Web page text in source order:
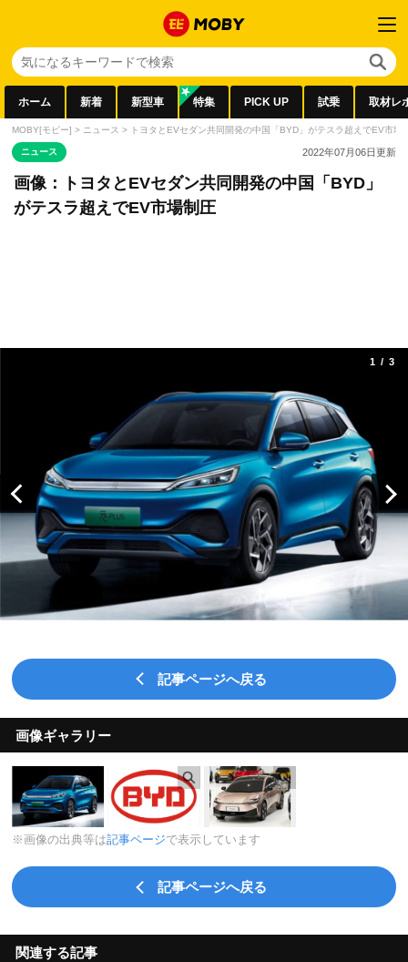
ホーム 新着 新型車 特集 PICK UP 試乗 取材レ
MOBY[モビー] > ニュース > トヨタとEVセダン共同開発の中国「BYD」がテスラ超えでEV市場
ニュース 2022年07月06日更新
画像：トヨタとEVセダン共同開発の中国「BYD」
がテスラ超えでEV市場制圧
1/ 3
記事ページへ戻る
画像ギャラリー
※画像の出典等は記事ページで表示しています
記事ページへ戻る
関連する記事